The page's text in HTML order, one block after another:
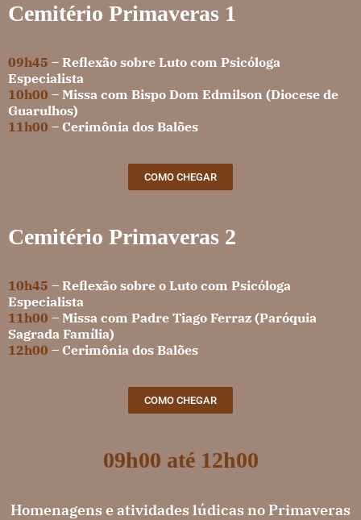
Cemitério Primaveras 1
09h45 – Reflexão sobre Luto com Psicóloga
Especialista
10h00 – Missa com Bispo Dom Edmilson (Diocese de
Guarulhos)
11h00 – Cerimônia dos Balões
COMO CHEGAR
Cemitério Primaveras 2
10h45 – Reflexão sobre o Luto com Psicóloga
Especialista
11h00 – Missa com Padre Tiago Ferraz (Paróquia
Sagrada Família)
12h00 – Cerimônia dos Balões
COMO CHEGAR
09h00 até 12h00
Homenagens e atividades lúdicas no Primaveras